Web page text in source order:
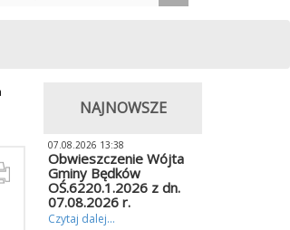
NAJNOWSZE
07.08.2026 13:38
Obwieszczenie Wójta
Gminy Będków
OŚ.6220.1.2026 z dn.
07.08.2026 r.
Czytaj dalej...